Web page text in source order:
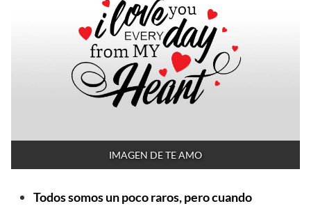
IMAGEN DE TE AMO
Todos somos un poco raros, pero cuando